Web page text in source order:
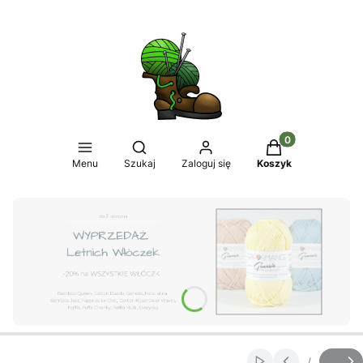
Menu
Otwórz wyszukiwarkę
Szukaj Zaloguj się
Produkty w
Koszyk
Naciśnij Enter lub spację, aby otworzyć stronę.